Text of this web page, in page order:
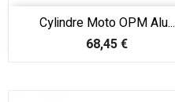
Cylindre Moto OPM Alu...
Prix
68,45 €